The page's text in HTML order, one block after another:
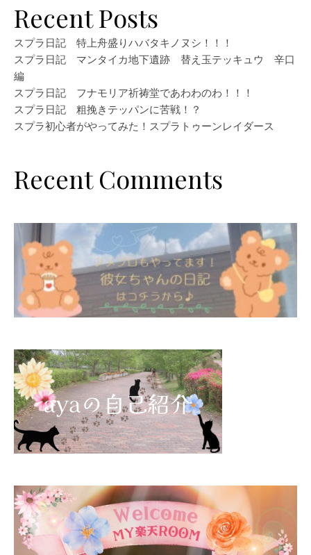
Recent Posts
スプラ日記 特上舟盛りハバタキノヌシ！！！
スプラ日記 マンタイカ地下遺跡 替え玉テッキュウ 辛口
編
スプラ日記 フナモリア祈祷堂であわわのわ！！！
スプラ日記 粗挽きテッパンに苦戦！？
スプラ初心者がやってみた！スプラトゥーンレイダース
Recent Comments